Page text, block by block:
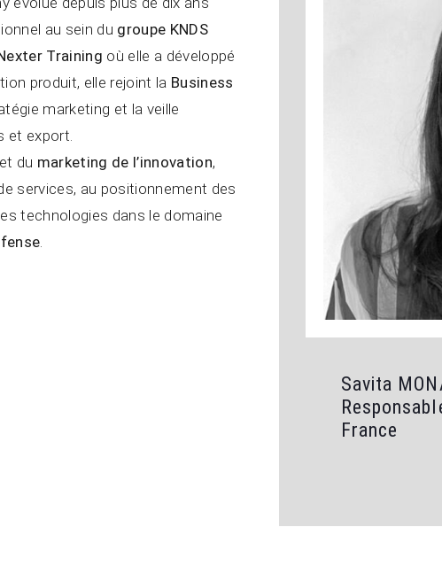
au sein du groupe KNDS
Training où elle a développé
produit, elle rejoint la Business
marketing et la veille
et export.
et du marketing de l’innovation,
services, au positionnement des
technologies dans le domaine
.
Savita
France